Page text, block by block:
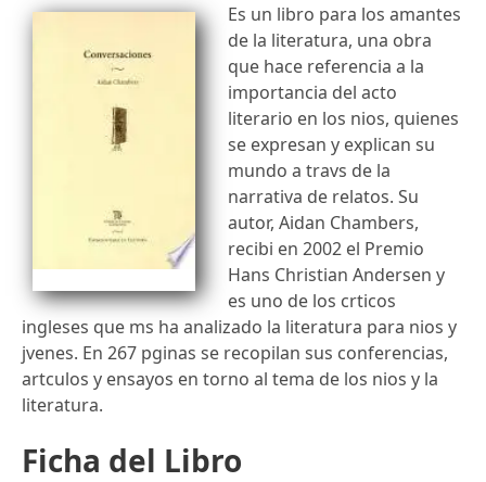
Es un libro para los amantes
de la literatura, una obra
que hace referencia a la
importancia del acto
literario en los nios, quienes
se expresan y explican su
mundo a travs de la
narrativa de relatos. Su
autor, Aidan Chambers,
recibi en 2002 el Premio
Hans Christian Andersen y
es uno de los crticos
ingleses que ms ha analizado la literatura para nios y
jvenes. En 267 pginas se recopilan sus conferencias,
artculos y ensayos en torno al tema de los nios y la
literatura.
Ficha del Libro